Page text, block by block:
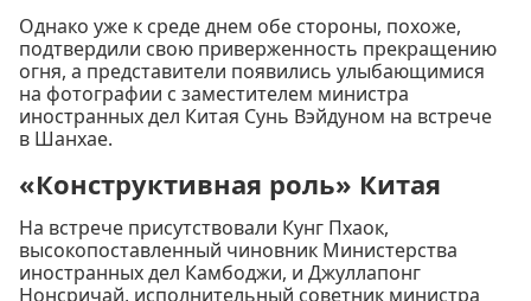
Однако уже к среде днем обе стороны, похоже,
подтвердили свою приверженность прекращению
огня, а представители появились улыбающимися
на фотографии с заместителем министра
иностранных дел Китая Сунь Вэйдуном на встрече
в Шанхае.
«Конструктивная роль» Китая
На встрече присутствовали Кунг Пхаок,
высокопоставленный чиновник Министерства
иностранных дел Камбоджи, и Джуллапонг
Нонсричай, исполнительный советник министра